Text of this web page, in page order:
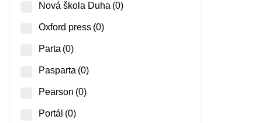
Nová škola Duha (0)
Oxford press (0)
Parta (0)
Pasparta (0)
Pearson (0)
Portál (0)